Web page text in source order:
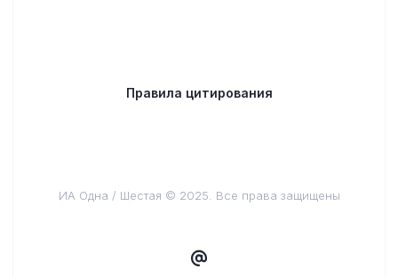
Правила цитирования
ИА Одна / Шестая © 2025. Все права защищены